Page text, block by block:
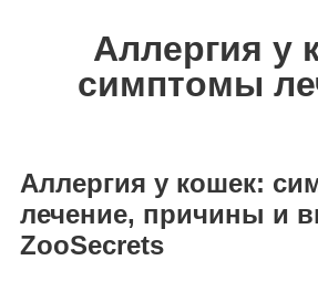
Аллергия у
симптомы
Аллергия у кошек:
лечение, причины и
ZooSecrets